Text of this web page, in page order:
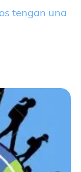
tengan una